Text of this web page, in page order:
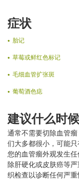
症状
胎记
草莓或鲜红色标记
毛细血管扩张斑
葡萄酒色痣
建议什么时
通常不需要切除血管
们大多都很小，可能
您的血管瘤外观发生
除肝硬化或皮肤癌等
织检查以诊断任何严